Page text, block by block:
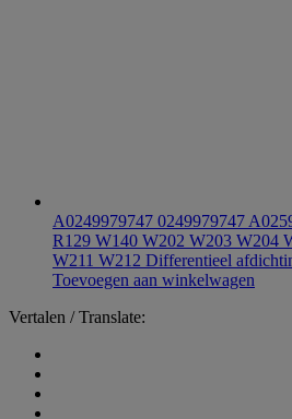
A0249979747 0249979747
R129 W140 W202 W203 W204
W211 W212 Differentieel
Toevoegen aan winkelwagen
Vertalen / Translate: